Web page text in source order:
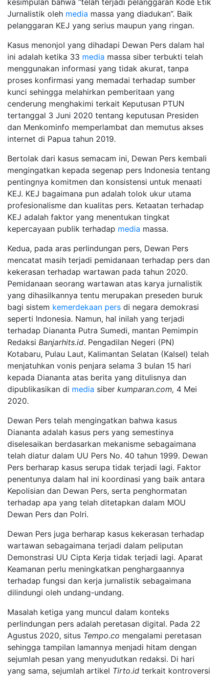
kesimpulan bahwa “telah terjadi pelanggaran Kode Etik
Jurnalistik oleh media massa yang diadukan”. Baik
pelanggaran KEJ yang serius maupun yang ringan.
Kasus menonjol yang dihadapi Dewan Pers dalam hal
ini adalah ketika 33 media massa siber terbukti telah
menggunakan informasi yang tidak akurat, tanpa
proses konfirmasi yang memadai terhadap sumber
kunci sehingga melahirkan pemberitaan yang
cenderung menghakimi terkait Keputusan PTUN
tertanggal 3 Juni 2020 tentang keputusan Presiden
dan Menkominfo memperlambat dan memutus akses
internet di Papua tahun 2019.
Bertolak dari kasus semacam ini, Dewan Pers kembali
mengingatkan kepada segenap pers Indonesia tentang
pentingnya komitmen dan konsistensi untuk menaati
KEJ. KEJ bagaimana pun adalah tolok ukur utama
profesionalisme dan kualitas pers. Ketaatan terhadap
KEJ adalah faktor yang menentukan tingkat
kepercayaan publik terhadap media massa.
Kedua, pada aras perlindungan pers, Dewan Pers
mencatat masih terjadi pemidanaan terhadap pers dan
kekerasan terhadap wartawan pada tahun 2020.
Pemidanaan seorang wartawan atas karya jurnalistik
yang dihasilkannya tentu merupakan preseden buruk
bagi sistem kemerdekaan pers di negara demokrasi
seperti Indonesia. Namun, hal inilah yang terjadi
terhadap Diananta Putra Sumedi, mantan Pemimpin
Redaksi Banjarhits.id. Pengadilan Negeri (PN)
Kotabaru, Pulau Laut, Kalimantan Selatan (Kalsel) telah
menjatuhkan vonis penjara selama 3 bulan 15 hari
kepada Diananta atas berita yang ditulisnya dan
dipublikasikan di media siber kumparan.com, 4 Mei
2020.
Dewan Pers telah mengingatkan bahwa kasus
Diananta adalah kasus pers yang semestinya
diselesaikan berdasarkan mekanisme sebagaimana
telah diatur dalam UU Pers No. 40 tahun 1999. Dewan
Pers berharap kasus serupa tidak terjadi lagi. Faktor
penentunya dalam hal ini koordinasi yang baik antara
Kepolisian dan Dewan Pers, serta penghormatan
terhadap apa yang telah ditetapkan dalam MOU
Dewan Pers dan Polri.
Dewan Pers juga berharap kasus kekerasan terhadap
wartawan sebagaimana terjadi dalam peliputan
Demonstrasi UU Cipta Kerja tidak terjadi lagi. Aparat
Keamanan perlu meningkatkan penghargaannya
terhadap fungsi dan kerja jurnalistik sebagaimana
dilindungi oleh undang-undang.
Masalah ketiga yang muncul dalam konteks
perlindungan pers adalah peretasan digital. Pada 22
Agustus 2020, situs Tempo.co mengalami peretasan
sehingga tampilan lamannya menjadi hitam dengan
sejumlah pesan yang menyudutkan redaksi. Di hari
yang sama, sejumlah artikel Tirto.id terkait kontroversi